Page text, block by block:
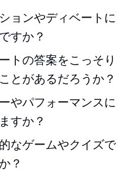
ョンやディベートに
すか？
トの答案をこっそり
とがあるだろうか？
やパフォーマンスに
すか？
なゲームやクイズで
？